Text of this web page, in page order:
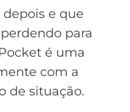
depois e que
para
é uma
com a
de situação.